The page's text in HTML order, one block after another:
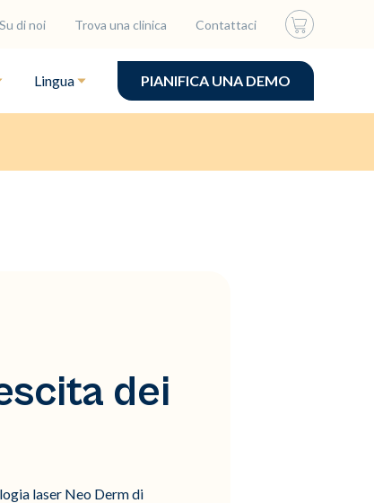
Su di noi Trova una clinica Contattaci
Lingua PIANIFICA UNA DEMO
dei
laser Neo Derm di